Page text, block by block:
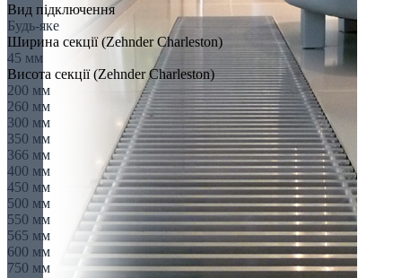
Вид підключення
Будь-яке
Ширина секції (Zehnder Charleston)
45 мм
Висота секції (Zehnder Charleston)
200 мм
260 мм
300 мм
350 мм
366 мм
400 мм
450 мм
500 мм
550 мм
565 мм
600 мм
750 мм